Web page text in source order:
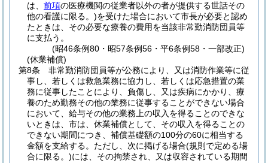
は、 前項の医療機関の従業者以外の者が提供する世話その
他の看護に限る。)を受けた場合において市長が必要と認め
たときは、その必要な療養の費用を当該非常勤消防団員等
に支払う。
(昭46条例80・昭57条例56・平6条例58・一部改正)
(休業補償)
第8条
非常勤消防団員等が公務により、又は消防作業等に従
事し、若しくは救急業務に協力し、若しくは応急措置の業
務に従事したことにより、負傷し、又は疾病にかかり、療
養のため勤務その他の業務に従事することができない場合
において、給与その他の業務上の収入を得ることのできな
いときは、市は、休業補償として、その収入を得ることの
できない期間につき、補償基礎額の100分の60に相当する
金額を支給する。 ただし、次に掲げる場合(規則で定める場
合に限る。)には、その拘禁され、又は収容されている期間